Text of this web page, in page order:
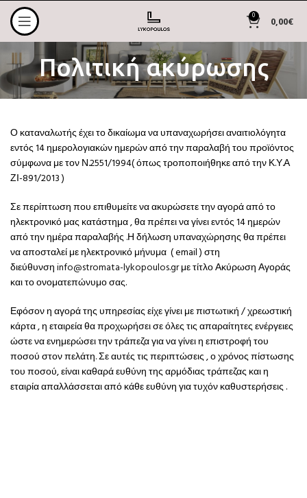
0 0,00€
Πολιτική ακύρωσης
Ο καταναλωτής έχει το δικαίωμα να υπαναχωρήσει αναιτιολόγητα
εντός 14 ημερολογιακών ημερών από την παραλαβή του προϊόντος
σύμφωνα με τον Ν.2551/1994( όπως τροποποιήθηκε από την Κ.Υ.Α
ΖΙ-891/2013 )
Σε περίπτωση που επιθυμείτε να ακυρώσετε την αγορά από το
ηλεκτρονικό μας κατάστημα , θα πρέπει να γίνει εντός 14 ημερών
από την ημέρα παραλαβής .Η δήλωση υπαναχώρησης θα πρέπει
να αποσταλεί με ηλεκτρονικό μήνυμα ( email ) στη
διεύθυνσηinfo@stromata-lykopoulos.grμε τίτλο Ακύρωση Αγοράς
και το ονοματεπώνυμο σας.
Εφόσον η αγορά της υπηρεσίας είχε γίνει με πιστωτική / χρεωστική
κάρτα , η εταιρεία θα προχωρήσει σε όλες τις απαραίτητες ενέργειες
ώστε να ενημερώσει την τράπεζα για να γίνει η επιστροφή του
ποσού στον πελάτη. Σε αυτές τις περιπτώσεις , ο χρόνος πίστωσης
του ποσού, είναι καθαρά ευθύνη της αρμόδιας τράπεζας και η
εταιρίααπαλλάσσεται από κάθε ευθύνη για τυχόν καθυστερήσεις .